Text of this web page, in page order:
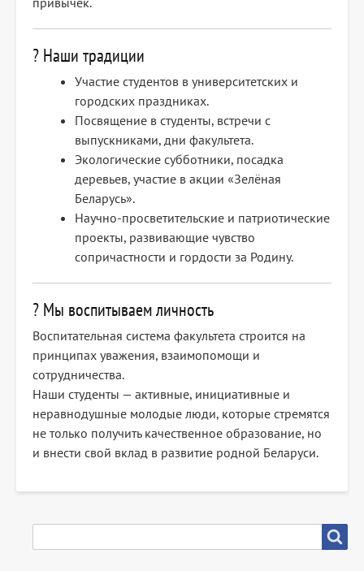
? Наши традиции
Участие студентов в университетских и
городских праздниках.
Посвящение в студенты, встречи с
выпускниками, дни факультета.
Экологические субботники, посадка
деревьев, участие в акции «Зелёная
Беларусь».
Научно-просветительские и патриотические
проекты, развивающие чувство
сопричастности и гордости за Родину.
? Мы воспитываем личность
Воспитательная система факультета строится на
принципах уважения, взаимопомощи и
сотрудничества.
Наши студенты — активные, инициативные и
неравнодушные молодые люди, которые стремятся
не только получить качественное образование, но
и внести свой вклад в развитие родной Беларуси.
尋